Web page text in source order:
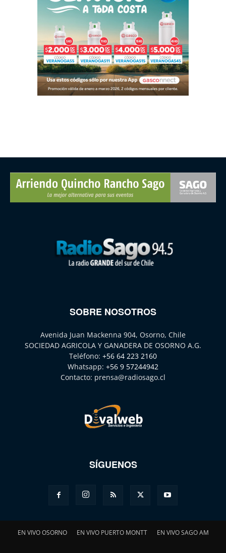
SOBRE NOSOTROS
Avenida Juan Mackenna 904, Osorno, Chile
SOCIEDAD AGRICOLA Y GANADERA DE OSORNO A.G.
Teléfono: +56 64 223 2160
Whatsapp: +56 9 57244942
Contacto: prensa@radiosago.cl
SÍGUENOS
EN VIVO OSORNO EN VIVO PUERTO MONTT EN VIVO SAGO AM